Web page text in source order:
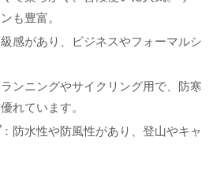
も豊富。
感があり、ビジネスやフォーマルシ
ンニングやサイクリング用で、防寒
れています。
：防水性や防風性があり、登山やキャ